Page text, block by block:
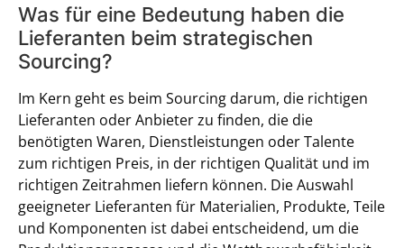
Was für eine Bedeutung haben die
Lieferanten beim strategischen
Sourcing?
Im Kern geht es beim Sourcing darum, die richtigen
Lieferanten oder Anbieter zu finden, die die
benötigten Waren, Dienstleistungen oder Talente
zum richtigen Preis, in der richtigen Qualität und im
richtigen Zeitrahmen liefern können. Die Auswahl
geeigneter Lieferanten für Materialien, Produkte, Teile
und Komponenten ist dabei entscheidend, um die